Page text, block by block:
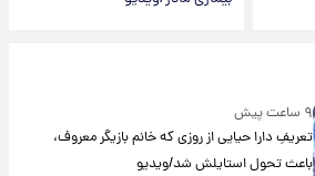
۹ ساعت پیش
تعریفِ دارا حیایی از روزی که خانم بازیگر معروف،
باعث تحول استایلش شد/ویدیو